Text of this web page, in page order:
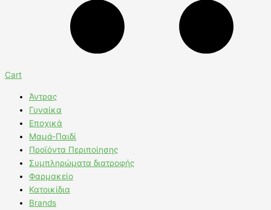
Cart
Άντρας
Γυναίκα
Εποχικά
Μαμά-Παιδί
Προϊόντα Περιποίησης
Συμπληρώματα διατροφής
Φαρμακείο
Κατοικίδια
Brands